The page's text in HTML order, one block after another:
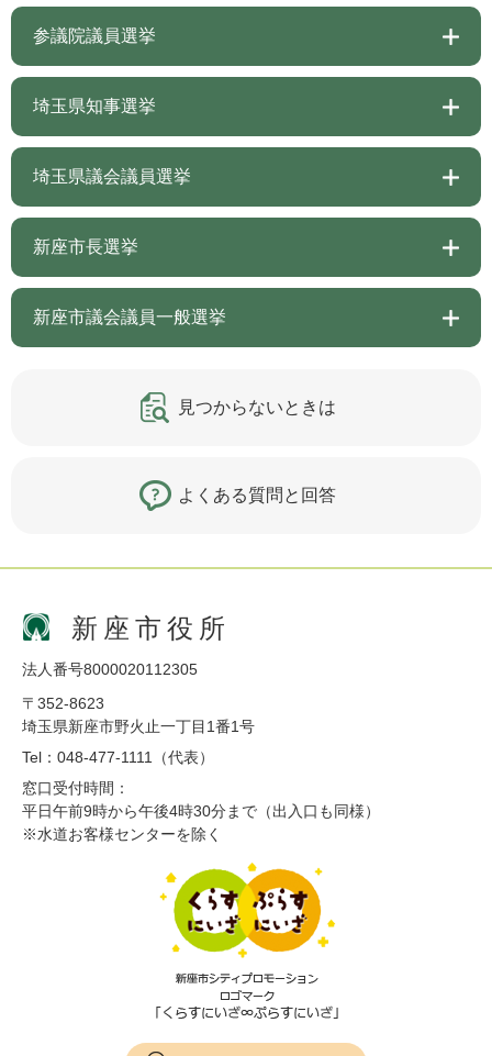
参議院議員選挙
埼玉県知事選挙
埼玉県議会議員選挙
新座市長選挙
新座市議会議員一般選挙
見つからないときは
よくある質問と回答
新座市役所
法人番号8000020112305
〒352-8623
埼玉県新座市野火止一丁目1番1号
Tel：048-477-1111（代表）
窓口受付時間：
平日午前9時から午後4時30分まで（出入口も同様）
※水道お客様センターを除く